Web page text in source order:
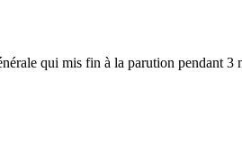
qui mis fin à la parution pendant